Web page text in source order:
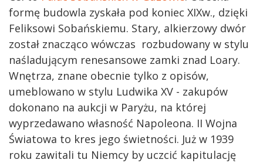
formę budowla zyskała pod koniec XIXw., dzięki
Feliksowi Sobańskiemu. Stary, alkierzowy dwór
został znacząco wówczas rozbudowany w stylu
naśladującym renesansowe zamki znad Loary.
Wnętrza, znane obecnie tylko z opisów,
umeblowano w stylu Ludwika XV - zakupów
dokonano na aukcji w Paryżu, na której
wyprzedawano własność Napoleona. II Wojna
Światowa to kres jego świetności. Już w 1939
roku zawitali tu Niemcy by uczcić kapitulację